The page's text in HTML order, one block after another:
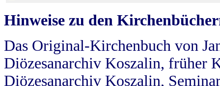
Hinweise zu den
Das Original-Kirchenbuch von
Diözesanarchiv Koszalin, früher
Diözesanarchiv Koszalin,